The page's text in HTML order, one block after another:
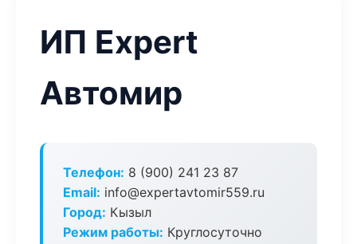
ИП Expert
Автомир
Телефон: 8 (900) 241 23 87
Email: info@expertavtomir559.ru
Город: Кызыл
Режим работы: Круглосуточно